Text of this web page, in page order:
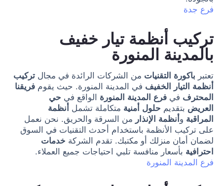
فرع جدة
تركيب أنظمة تيار خفيف
بالمدينة المنورة
تعتبر باكورة التقنيات من الشركات الرائدة في مجال تركيب
أنظمة التيار الخفيف في المدينة المنورة. حيث يقوم فريقنا
المحترف في فرع المدينة المنورة الواقع في حي
العريض بتقديم حلول أمنية متكاملة تشمل
أنظمة
المراقبة و أنظمة الإنذار من السرقة والحريق. نحن نعمل
على تركيب الأنظمة باستخدام أحدث التقنيات في السوق
لضمان أمان منزلك أو مكتبك. تقدم الشركة خدمات
احترافية بأسعار منافسة تلبي احتياجات جميع العملاء.
فرع المدينة المنورة